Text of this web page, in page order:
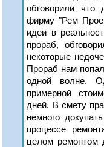
обговорили
фирму "Рем
идеи в
прораб,
некоторые
Прораб нам
одной волне.
примерной
дней. В смету
немного
процессе
целом ремонтом